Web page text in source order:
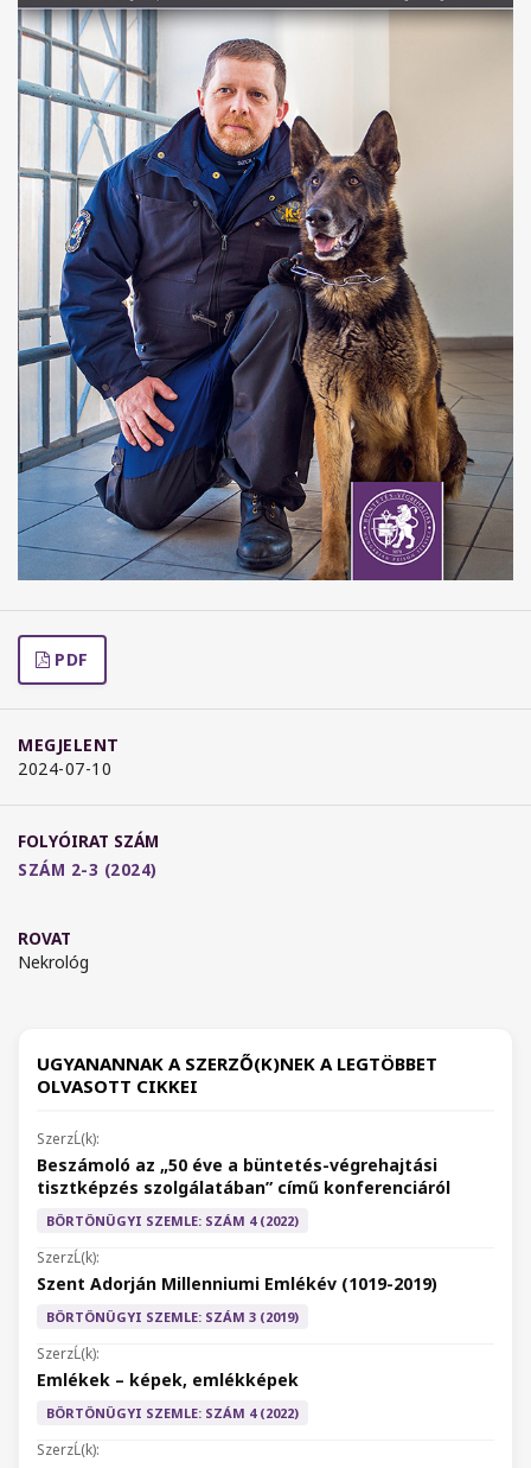
PDF
MEGJELENT
2024-07-10
FOLYÓIRAT SZÁM
SZÁM 2-3 (2024)
ROVAT
Nekrológ
UGYANANNAK A SZERZŐ(K)NEK A LEGTÖBBET
OLVASOTT CIKKEI
Beszámoló az „50 éve a büntetés-végrehajtási
tisztképzés szolgálatában” című konferenciáról
BÖRTÖNÜGYI SZEMLE: SZÁM 4 (2022)
Szent Adorján Millenniumi Emlékév (1019-2019)
BÖRTÖNÜGYI SZEMLE: SZÁM 3 (2019)
Emlékek – képek, emlékképek
BÖRTÖNÜGYI SZEMLE: SZÁM 4 (2022)